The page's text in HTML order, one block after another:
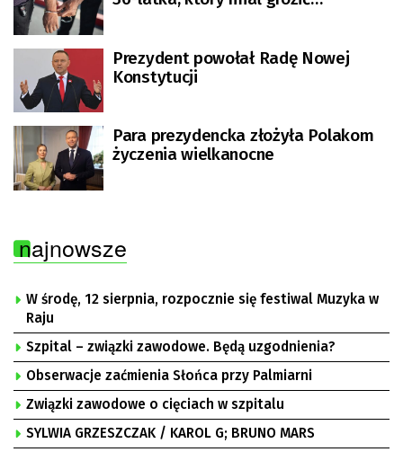
Prezydent powołał Radę Nowej
Konstytucji
Para prezydencka złożyła Polakom
życzenia wielkanocne
najnowsze
W środę, 12 sierpnia, rozpocznie się festiwal Muzyka w
Raju
Szpital – związki zawodowe. Będą uzgodnienia?
Obserwacje zaćmienia Słońca przy Palmiarni
Związki zawodowe o cięciach w szpitalu
SYLWIA GRZESZCZAK / KAROL G; BRUNO MARS